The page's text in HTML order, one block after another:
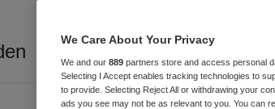
We Care About Your Privacy
We and our 889 partners store and access personal
Selecting I Accept enables tracking technologies to
to provide. Selecting Reject All or withdrawing your
ads you see may not be as relevant to you. You can